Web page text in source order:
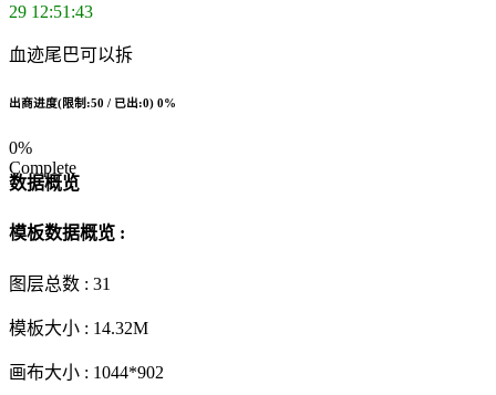
29 12:51:43
血迹尾巴可以拆
出商进度(限制:50 / 已出:0) 0%
0%
Complete
数据概览
模板数据概览 :
图层总数 : 31
模板大小 : 14.32M
画布大小 : 1044*902